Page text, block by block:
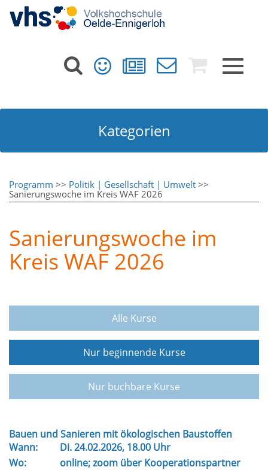
Toggle
Kategorien
Programm >> Politik | Gesellschaft | Umwelt >>
Sanierungswoche im Kreis WAF 2026
Sanierungswoche im
Kreis WAF 2026
Alle Kurse
Nur beginnende Kurse
Nur buchbare Kurse
Bauen und Sanieren mit ökologischen Baustoffen
Wann:
Di.24.02.2026, 18.00 Uhr
Wo:
online; zoom über Kooperationspartner